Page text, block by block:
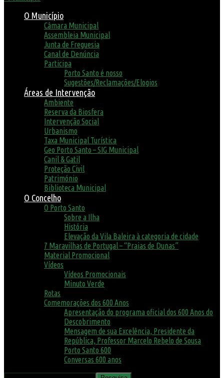
O Município
Câmara Municipal
Assembleia Municipal
Junta de Freguesia
Canal de Denúncia
Participa
Porto Santo é nosso
Sugestões/Reclamações/Elogios
Áreas de Intervenção
Ambiente
Reserva da Biosfera
Intervenção Social
Urbanismo
Taxa Municipal Turística
Geo Porto Santo – SIG Municipal
Canil & Gatil
Proteção Civil
Património
Biblioteca Municipal
O Concelho
O Porto Santo
Sobre a Ilha
História
Elevação da Vila Baleira à categoria de cidade
7 Maravilhas de Portugal – “Praias de Dunas”
Material Promocional
Vídeos
Vídeos Promocionais
Minuto Verde
Rotas
Comemorações dos 600 Anos
Apresentação do programa oficial dos 600 Anos do
Descobrimento
Mensagem de sua Excelência, Presidente da
República, Professor Marcelo Rebelo de Sousa
Porto Santo 600
Conversas 600 anos